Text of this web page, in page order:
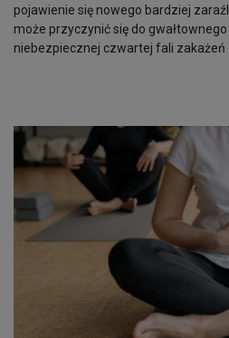
pojawienie się nowego bardziej
może przyczynić się do
niebezpiecznej czwartej fali zakażeń